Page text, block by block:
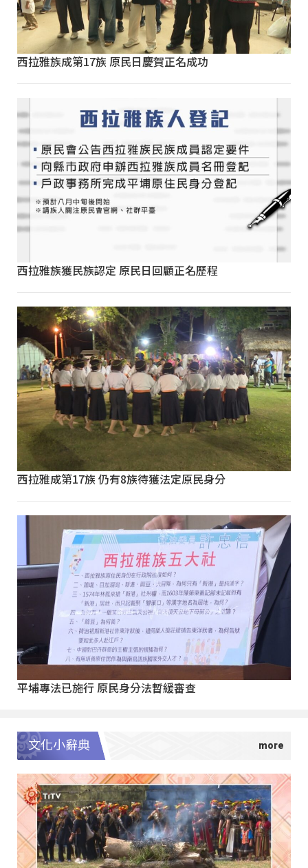
西拉雅族成第17族 原民日慶賀正名成功
西拉雅族獲民族認定 原民日回顧正名歷程
西拉雅成第17族 仍有8族待獲法定原民身分
平埔專法已施行 原民身分法暫緩審查
文化小辭典